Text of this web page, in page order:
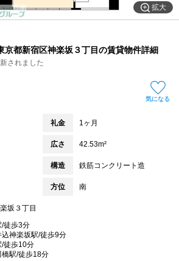
不動産会社から
拡大
京都新宿区神楽坂３丁目の賃貸物件詳細
されました
気になる
礼金 1ヶ月
広さ 42.53m²
構造 鉄筋コンクリート造
方位 南
坂３丁目
/徒歩3分
神楽坂駅/徒歩9分
/徒歩10分
橋駅/徒歩18分